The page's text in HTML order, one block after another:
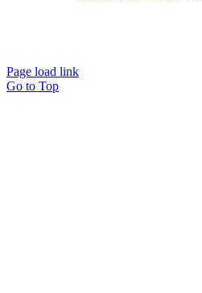
Page load link
Go to Top